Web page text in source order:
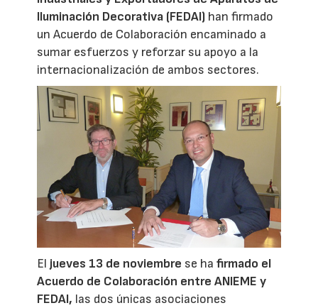
Iluminación Decorativa (FEDAI) han firmado
un Acuerdo de Colaboración encaminado a
sumar esfuerzos y reforzar su apoyo a la
internacionalización de ambos sectores.
Eljueves 13 de noviembre se hafirmado el
Acuerdo de Colaboración entre ANIEME y
FEDAI, las dos únicas asociaciones